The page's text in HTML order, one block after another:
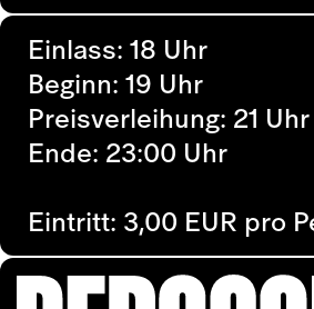
Einlass: 18 Uhr
Beginn: 19 Uhr
Preisverleihung: 21 Uhr
Ende: 23:00 Uhr
Eintritt: 3,00 EUR pro